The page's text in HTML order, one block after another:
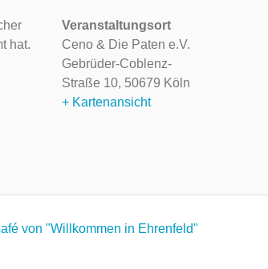
hat.
Veranstaltungsort
Ceno & Die Paten e.V.
Gebrüder-Coblenz-
Straße 10, 50679 Köln
+ Kartenansicht
von "Willkommen in Ehrenfeld"